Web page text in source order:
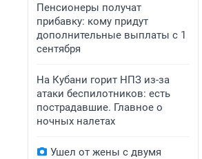
Пенсионеры получат
прибавку: кому придут
дополнительные выплаты с 1
сентября
На Кубани горит НПЗ из-за
атаки беспилотников: есть
пострадавшие. Главное о
ночных налетах
Ушел от жены с двумя